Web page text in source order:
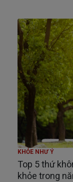
KHỎE NHƯ Ý
Top 5 thứ
khỏe trong